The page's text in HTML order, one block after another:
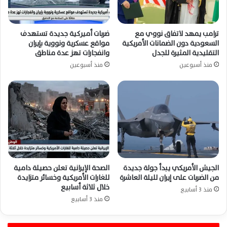
ترامب يمهد لاتفاق نووي مع
السعودية دون الضمانات الأمريكية
التقليدية المثيرة للجدل
منذ أسبوعين
ضربات أميركية جديدة تستهدف
مواقع عسكرية ونووية بإيران
وانفجارات تهز عدة مناطق
منذ أسبوعين
الجيش الأمريكي يبدأ جولة جديدة
من الضربات على إيران لليلة العاشرة
منذ 3 أسابيع
الصحة الإيرانية تعلن حصيلة دامية
للغارات الأمريكية وخسائر متزايدة
خلال ثلاثة أسابيع
منذ 3 أسابيع